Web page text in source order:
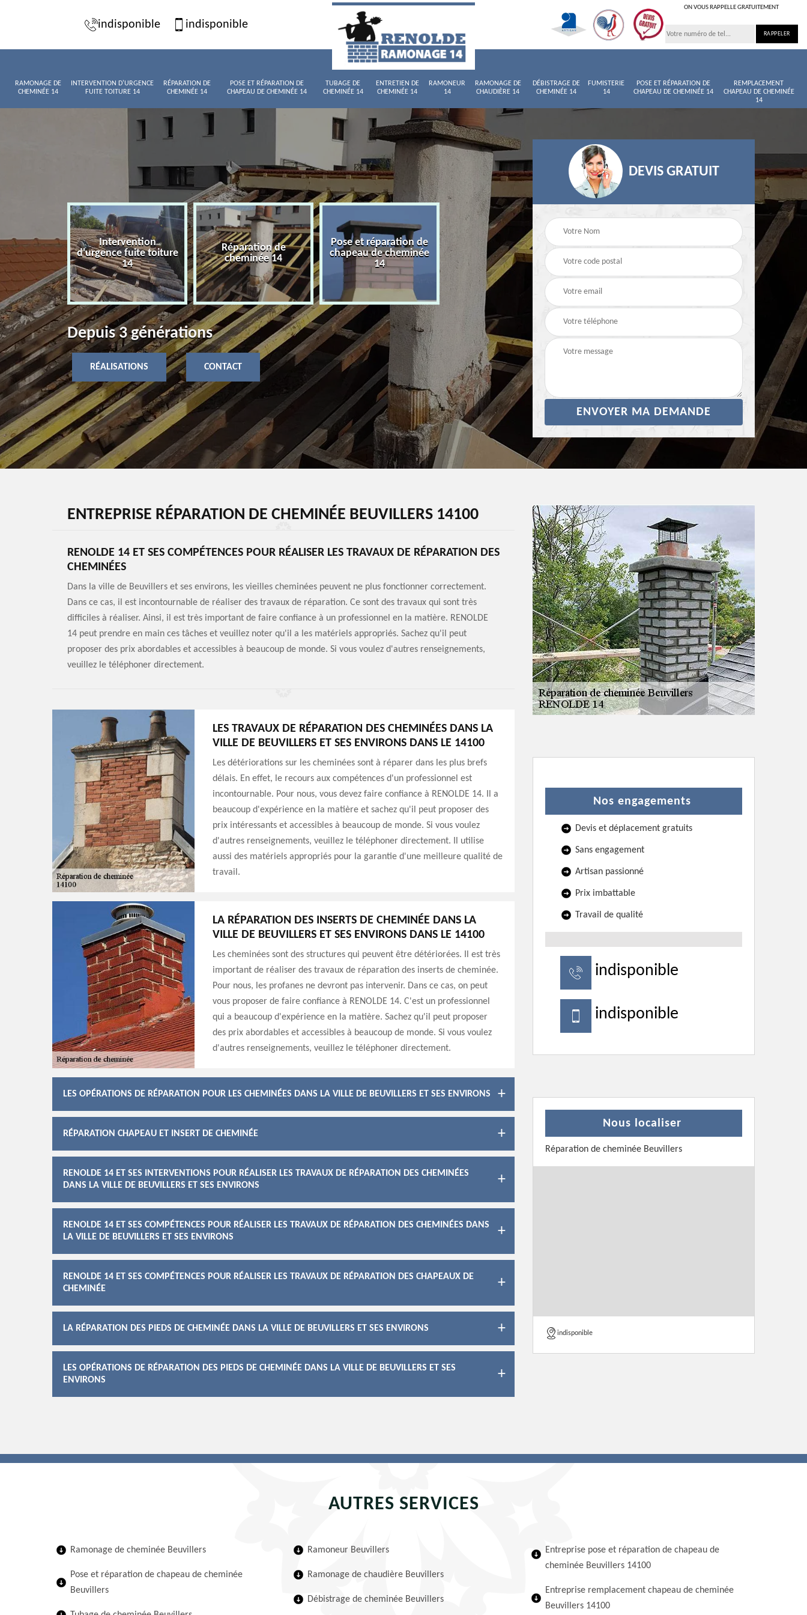
indisponible indisponible
ON VOUS RAPPELLE GRATUITEMENT
RAMONAGE DE
CHEMINÉE 14
INTERVENTION D'URGENCE
FUITE TOITURE 14
RÉPARATION DE
CHEMINÉE 14
POSE ET RÉPARATION DE
CHAPEAU DE CHEMINÉE 14
TUBAGE DE
CHEMINÉE 14
ENTRETIEN DE
CHEMINÉE 14
RAMONEUR
14
RAMONAGE DE
CHAUDIÈRE 14
DÉBISTRAGE DE
CHEMINÉE 14
FUMISTERIE
14
POSE ET RÉPARATION DE
CHAPEAU DE CHEMINÉE 14
REMPLACEMENT
CHAPEAU DE CHEMINÉE
14
de
14
Intervention
d'urgence fuite toiture
14
Réparation de
cheminée 14
Pose et réparation de
chapeau de cheminée
14
Tubage de cheminée
14
Entretien de cheminée
Ramoneur 14
Depuis 3 générations
RÉALISATIONS CONTACT
DEVIS GRATUIT
ENTREPRISE RÉPARATION DE CHEMINÉE BEUVILLERS 14100
RENOLDE 14 ET SES COMPÉTENCES POUR RÉALISER LES TRAVAUX DE RÉPARATION DES
CHEMINÉES
Dans la ville de Beuvillers et ses environs, les vieilles cheminées peuvent ne plus fonctionner correctement.
Dans ce cas, il est incontournable de réaliser des travaux de réparation. Ce sont des travaux qui sont très
difficiles à réaliser. Ainsi, il est très important de faire confiance à un professionnel en la matière. RENOLDE
14 peut prendre en main ces tâches et veuillez noter qu'il a les matériels appropriés. Sachez qu'il peut
proposer des prix abordables et accessibles à beaucoup de monde. Si vous voulez d'autres renseignements,
veuillez le téléphoner directement.
LES TRAVAUX DE RÉPARATION DES CHEMINÉES DANS LA
VILLE DE BEUVILLERS ET SES ENVIRONS DANS LE 14100
Les détériorations sur les cheminées sont à réparer dans les plus brefs
délais. En effet, le recours aux compétences d'un professionnel est
incontournable. Pour nous, vous devez faire confiance à RENOLDE 14. Il a
beaucoup d'expérience en la matière et sachez qu'il peut proposer des
prix intéressants et accessibles à beaucoup de monde. Si vous voulez
d'autres renseignements, veuillez le téléphoner directement. Il utilise
aussi des matériels appropriés pour la garantie d'une meilleure qualité de
travail.
LA RÉPARATION DES INSERTS DE CHEMINÉE DANS LA
VILLE DE BEUVILLERS ET SES ENVIRONS DANS LE 14100
Les cheminées sont des structures qui peuvent être détériorées. Il est très
important de réaliser des travaux de réparation des inserts de cheminée.
Pour nous, les profanes ne devront pas intervenir. Dans ce cas, on peut
vous proposer de faire confiance à RENOLDE 14. C'est un professionnel
qui a beaucoup d'expérience en la matière. Sachez qu'il peut proposer
des prix abordables et accessibles à beaucoup de monde. Si vous voulez
d'autres renseignements, veuillez le téléphoner directement.
LES OPÉRATIONS DE RÉPARATION POUR LES CHEMINÉES DANS LA VILLE DE BEUVILLERS ET SES ENVIRONS
RÉPARATION CHAPEAU ET INSERT DE CHEMINÉE
RENOLDE 14 ET SES INTERVENTIONS POUR RÉALISER LES TRAVAUX DE RÉPARATION DES CHEMINÉES
DANS LA VILLE DE BEUVILLERS ET SES ENVIRONS
RENOLDE 14 ET SES COMPÉTENCES POUR RÉALISER LES TRAVAUX DE RÉPARATION DES CHEMINÉES DANS
LA VILLE DE BEUVILLERS ET SES ENVIRONS
RENOLDE 14 ET SES COMPÉTENCES POUR RÉALISER LES TRAVAUX DE RÉPARATION DES CHAPEAUX DE
CHEMINÉE
LA RÉPARATION DES PIEDS DE CHEMINÉE DANS LA VILLE DE BEUVILLERS ET SES ENVIRONS
LES OPÉRATIONS DE RÉPARATION DES PIEDS DE CHEMINÉE DANS LA VILLE DE BEUVILLERS ET SES
ENVIRONS
Nos engagements
Devis et déplacement gratuits
Sans engagement
Artisan passionné
Prix imbattable
Travail de qualité
indisponible
indisponible
Nous localiser
Réparation de cheminée Beuvillers
indisponible
AUTRES SERVICES
Ramonage de cheminée Beuvillers
Pose et réparation de chapeau de cheminée
Beuvillers
Ramoneur Beuvillers
Ramonage de chaudière Beuvillers
Débistrage de cheminée Beuvillers
Entreprise pose et réparation de chapeau de
cheminée Beuvillers 14100
Entreprise remplacement chapeau de cheminée
Beuvillers 14100